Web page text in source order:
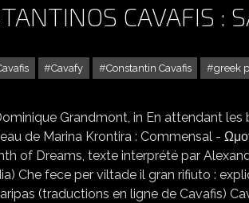
CAVAFIS
Cavafy Constantin Cavafis greek
Grandmont, in En attendant
de Marina Krontira : Commensal -
of Dreams, texte interprété par
Che fece per viltade il gran rifiuto :
(traductions en ligne de Cavafis)